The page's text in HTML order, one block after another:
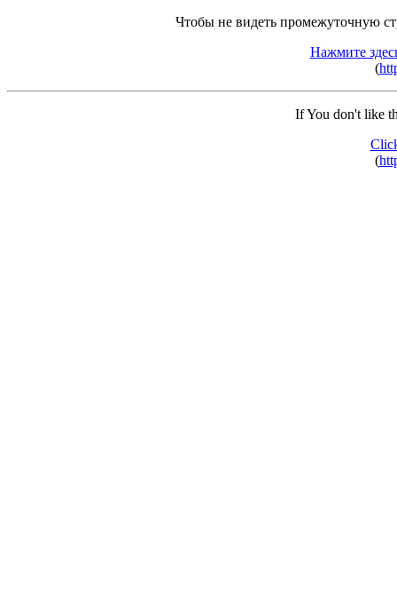
Чтобы не видеть промежуточную
Нажмите
(
If You don't like
(